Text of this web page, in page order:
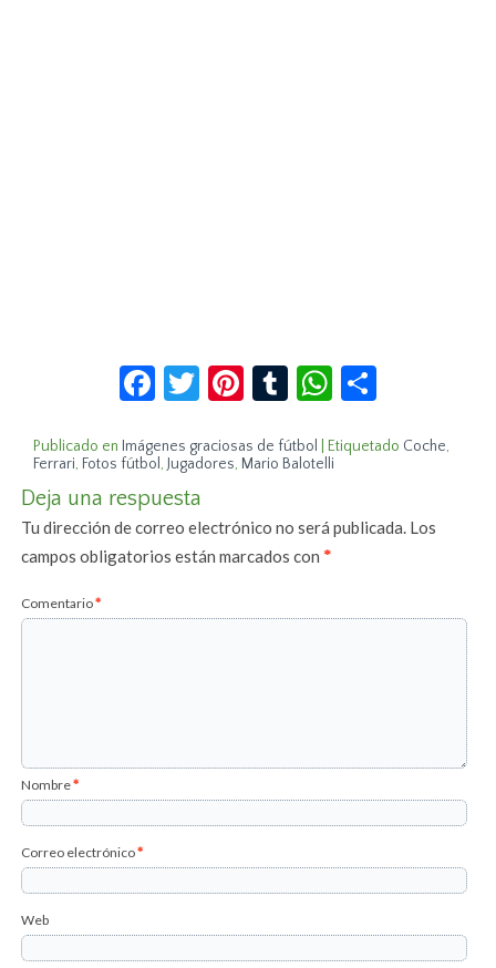
Facebook
Twitter
Pinterest
TumblrWhatsApp
Publicado en Imágenes graciosas de fútbol Etiquetado Coche,
Ferrari, Fotos fútbol,Jugadores, Mario Balotelli
Deja una respuesta
Tu dirección de correo electrónico no será publicada. Los
campos obligatorios están marcados con*
Comentario*
Nombre*
Correo electrónico*
Web